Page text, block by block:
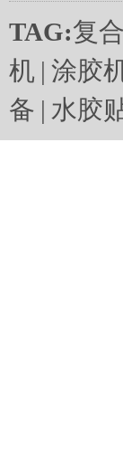
TAG:复
机 | 涂胶
备 | 水胶